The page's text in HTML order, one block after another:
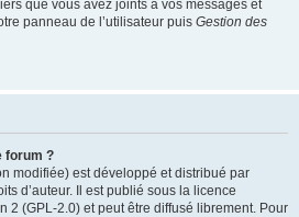
que vous avez joints à vos messages et
panneau de l’utilisateur puis Gestion des
forum ?
modifiée) est développé et distribué par
d’auteur. Il est publié sous la licence
2 (GPL-2.0) et peut être diffusé librement. Pour